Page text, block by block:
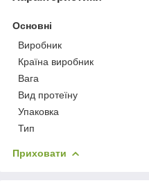
Основні
Виробник
Країна виробник
Вага
Вид протеїну
Упаковка
Тип
Приховати